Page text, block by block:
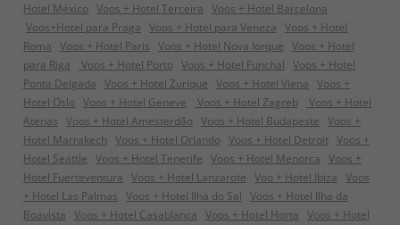
Hotel México Voos + Hotel Terceira Voos + Hotel Barcelona
Voos+Hotel para Praga Voos + Hotel para Veneza Voos + Hotel
Roma Voos + Hotel Paris Voos + Hotel Nova Iorque Voos + Hotel
para Riga
Voos + Hotel Porto Voos + Hotel Funchal Voos + Hotel
Ponta Delgada Voos + Hotel Zurique Voos + Hotel Viena Voos +
Hotel Oslo Voos + Hotel Geneve Voos + Hotel Zagreb
Voos + Hotel
Atenas Voos + Hotel Amesterdão Voos + Hotel Budapeste Voos +
Hotel Marrakech Voos + Hotel Orlando Voos + Hotel Detroit Voos +
Hotel Seattle Voos + Hotel Tenerife Voos + Hotel Menorca Voos +
Hotel Fuerteventura Voos + Hotel Lanzarote Voo + Hotel Ibiza Voos
+ Hotel Las Palmas Voos + Hotel Ilha do Sal Voos + Hotel Ilha da
Boavista Voos + Hotel Casablanca Voos + Hotel Horta Voos + Hotel